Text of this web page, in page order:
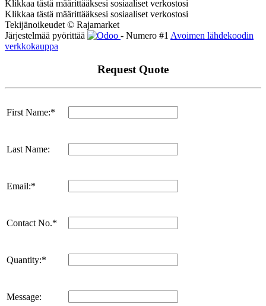
Klikkaa tästä määrittääksesi sosiaaliset verkostosi
Klikkaa tästä määrittääksesi sosiaaliset verkostosi
Tekijänoikeudet © Rajamarket
Järjestelmää pyörittää
- Numero #1 Avoimen lähdekoodin
verkkokauppa
Request Quote
First Name:*
Last Name:
Email:*
Contact No.*
Quantity:*
Message: